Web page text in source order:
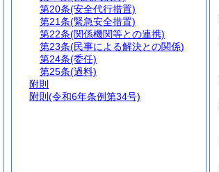
第20条(安全代行措置)
第21条(緊急安全措置)
第22条(関係機関等との連携)
第23条(民事による解決との関係)
第24条(委任)
第25条(過料)
附則
附則 (令和6年条例第34号)